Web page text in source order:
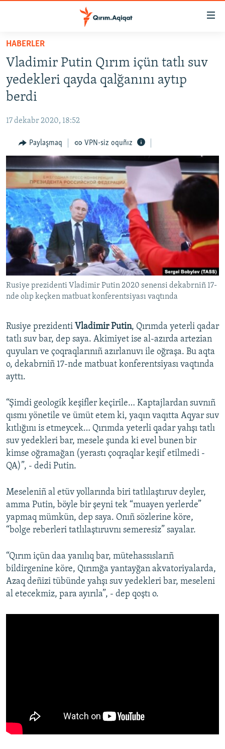
Esas
qaytmaq
Baş
navigatsiyağa
qaytmaq
Qıdıruvğa
HABERLER
SİYASET
İQTİSADİYAT
MEDENİYET
İNSAN AQLARI
SÜRET
BLOGLAR
FİKİR
Русский
Українською
QOŞULIÑIZ!
RFE/RS bütün saytları
HABERLER
Vladimir Putin Qırım içün tatlı suv
yedekleri qayda qalğanını aytıp
berdi
17 dekabr 2020, 18:52
Paylaşmaq VPN-siz oquñız
Rusiye prezidenti Vladimir Putin 2020 senensi dekabrniñ 17-
nde olıp keçken matbuat konferentsiyası vaqtında
Rusiye prezidenti Vladimir Putin, Qırımda yeterli qadar
tatlı suv bar, dep saya. Akimiyet ise al-azırda artezian
quyuları ve çoqraqlarınıñ azırlanuvı ile oğraşa. Bu aqta
o, dekabrniñ 17-nde matbuat konferentsiyası vaqtında
ayttı.
“Şimdi geologik keşifler keçirile… Kaptajlardan suvnıñ
qısmı yönetile ve ümüt etem ki, yaqın vaqıtta Aqyar suv
kıtlığını is etmeycek… Qırımda yeterli qadar yahşı tatlı
suv yedekleri bar, mesele şunda ki evel bunen bir
kimse oğramağan (yerastı çoqraqlar keşif etilmedi -
QA)”, - dedi Putin.
Meseleniñ al etüv yollarında biri tatlılaştıruv deyler,
amma Putin, böyle bir şeyni tek “muayen yerlerde”
yapmaq mümkün, dep saya. Onıñ sözlerine köre,
“bolge reberleri tatlılaştıruvnı semeresiz” sayalar.
“Qırım içün daa yanılıq bar, mütehassıslarıñ
bildirgenine köre, Qırımğa yantayğan akvatoriyalarda,
Azaq deñizi tübünde yahşı suv yedekleri bar, meseleni
al etecekmiz, para ayırıla”, - dep qoştı o.